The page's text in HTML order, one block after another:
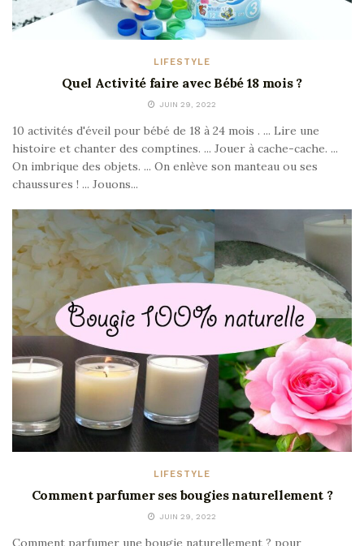
LIFESTYLE
Quel Activité faire avec Bébé 18 mois ?
JUIN 29, 2022
10 activités d'éveil pour bébé de 18 à 24 mois . ... Lire une
histoire et chanter des comptines. ... Jouer à cache-cache. ...
On imbrique des objets. ... On enlève son manteau ou ses
chaussures ! ... Jouons...
LIFESTYLE
Comment parfumer ses bougies naturellement ?
JUIN 29, 2022
Comment parfumer une bougie naturellement ? pour